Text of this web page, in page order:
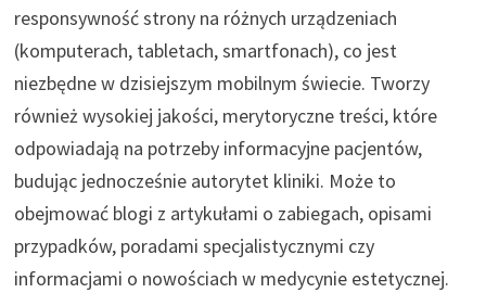
responsywność strony na różnych urządzeniach
(komputerach, tabletach, smartfonach), co jest
niezbędne w dzisiejszym mobilnym świecie. Tworzy
również wysokiej jakości, merytoryczne treści, które
odpowiadają na potrzeby informacyjne pacjentów,
budując jednocześnie autorytet kliniki. Może to
obejmować blogi z artykułami o zabiegach, opisami
przypadków, poradami specjalistycznymi czy
informacjami o nowościach w medycynie estetycznej.